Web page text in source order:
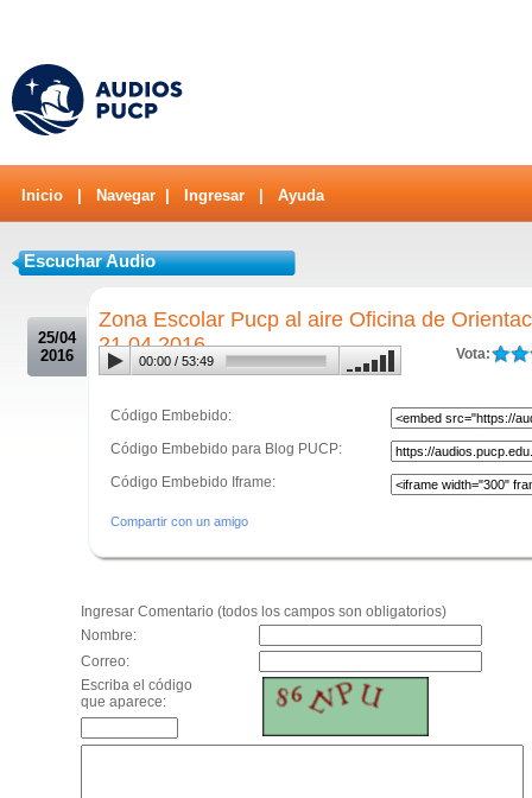
Inicio Navegar Ingresar Ayuda
Escuchar Audio
25/04
2016
Zona Escolar Pucp al aire Oficina de
21 04 2016
Vota:
00:00 / 53:49
Código Embebido:
Código Embebido para Blog PUCP:
Código Embebido Iframe:
Compartir con un amigo
Ingresar Comentario (todos los campos son obligatorios)
Nombre:
Correo:
Escriba el código
que aparece: